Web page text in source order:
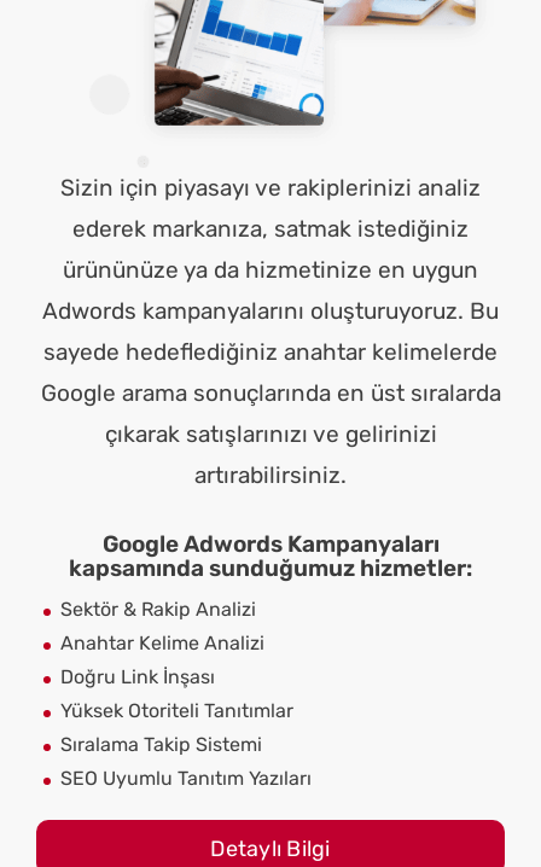
Sizin için piyasayı ve rakiplerinizi analiz
ederek markanıza, satmak istediğiniz
ürününüze ya da hizmetinize en uygun
Adwords kampanyalarını oluşturuyoruz. Bu
sayede hedeflediğiniz anahtar kelimelerde
Google arama sonuçlarında en üst sıralarda
çıkarak satışlarınızı ve gelirinizi
artırabilirsiniz.
Google Adwords Kampanyaları
kapsamında sunduğumuz hizmetler:
Sektör & Rakip Analizi
Anahtar Kelime Analizi
Doğru Link İnşası
Yüksek Otoriteli Tanıtımlar
Sıralama Takip Sistemi
SEO Uyumlu Tanıtım Yazıları
Detaylı Bilgi